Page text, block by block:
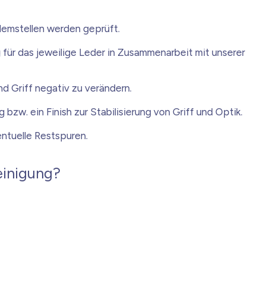
werden geprüft.
das jeweilige Leder in Zusammenarbeit mit unserer
Griff negativ zu verändern.
ein Finish zur Stabilisierung von Griff und Optik.
Restspuren.